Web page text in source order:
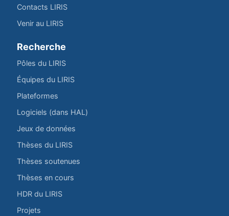
Contacts LIRIS
Venir au LIRIS
Recherche
Pôles du LIRIS
Équipes du LIRIS
Plateformes
Logiciels (dans HAL)
Jeux de données
Thèses du LIRIS
Thèses soutenues
Thèses en cours
HDR du LIRIS
Projets